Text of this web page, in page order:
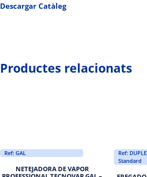
Descargar Catàleg
Productes relacionats
Ref: GAL
NETEJADORA DE VAPOR
Ref:
Standard